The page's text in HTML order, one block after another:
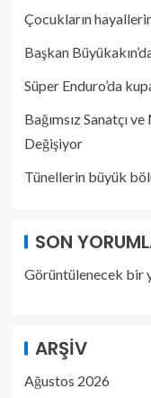
Çocukların
Başkan
Süper Enduro’da
Bağımsız Sanatçı
Değişiyor
Tünellerin büyük
SON
Görüntülenecek bir
ARŞIV
Ağustos 2026